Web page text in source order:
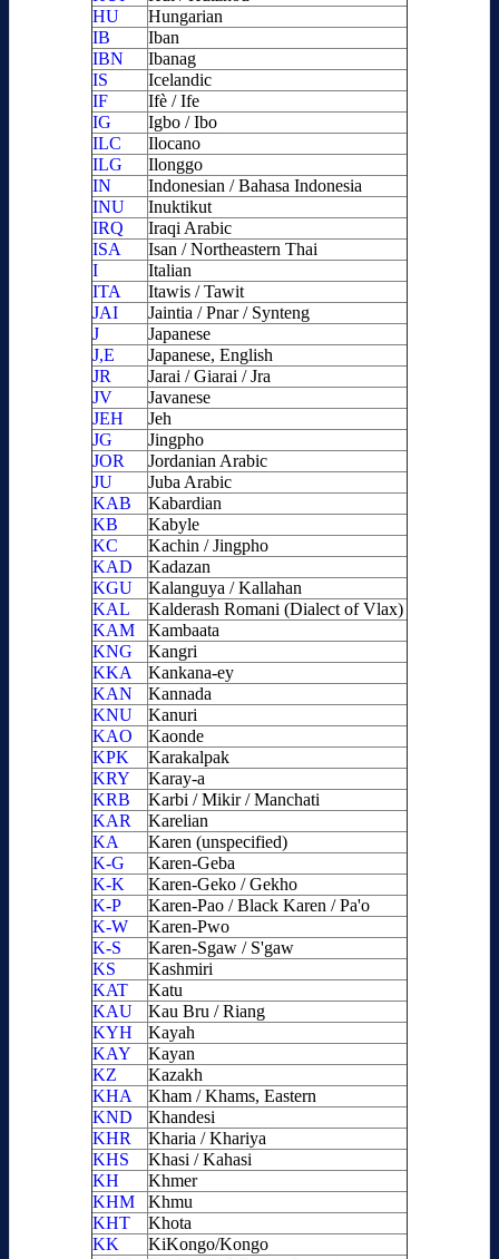
HU
Hungarian
IB
Iban
IBN
Ibanag
IS
Icelandic
IF
Ifè / Ife
IG
Igbo / Ibo
ILC
Ilocano
ILG
Ilonggo
IN
Indonesian / Bahasa Indonesia
INU
Inuktikut
IRQ
Iraqi Arabic
ISA
Isan / Northeastern Thai
I
Italian
ITA
Itawis / Tawit
JAI
Jaintia / Pnar / Synteng
J
Japanese
J,E
Japanese, English
JR
Jarai / Giarai / Jra
JV
Javanese
JEH
Jeh
JG
Jingpho
JOR
Jordanian Arabic
JU
Juba Arabic
KAB
Kabardian
KB
Kabyle
KC
Kachin / Jingpho
KAD
Kadazan
KGU
Kalanguya / Kallahan
KAL
Kalderash Romani (Dialect of Vlax)
KAM
Kambaata
KNG
Kangri
KKA
Kankana-ey
KAN
Kannada
KNU
Kanuri
KAO
Kaonde
KPK
Karakalpak
KRY
Karay-a
KRB
Karbi / Mikir / Manchati
KAR
Karelian
KA
Karen (unspecified)
K-G
Karen-Geba
K-K
Karen-Geko / Gekho
K-P
Karen-Pao / Black Karen / Pa'o
K-W
Karen-Pwo
K-S
Karen-Sgaw / S'gaw
KS
Kashmiri
KAT
Katu
KAU
Kau Bru / Riang
KYH
Kayah
KAY
Kayan
KZ
Kazakh
KHA
Kham / Khams, Eastern
KND
Khandesi
KHR
Kharia / Khariya
KHS
Khasi / Kahasi
KH
Khmer
KHM
Khmu
KHT
Khota
KK
KiKongo/Kongo